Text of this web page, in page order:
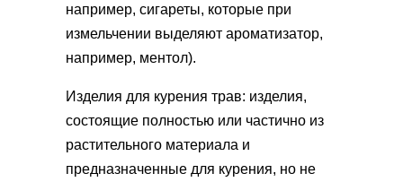
например, сигареты, которые при
измельчении выделяют ароматизатор,
например, ментол).
Изделия для курения трав: изделия,
состоящие полностью или частично из
растительного материала и
предназначенные для курения, но не